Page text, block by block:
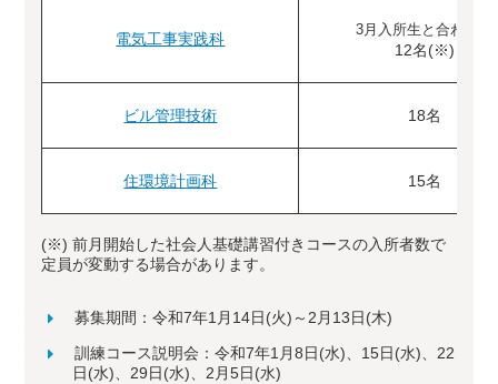
電気工事実践科 3月入所生と合わせて
12名(※)
ビル管理技術 18名
住環境計画科 15名
(※) 前月開始した社会人基礎講習付きコースの入所者数で
定員が変動する場合があります。
募集期間：令和7年1月14日(火)～2月13日(木)
訓練コース説明会：令和7年1月8日(水)、15日(水)、22
日(水)、29日(水)、2月5日(水)